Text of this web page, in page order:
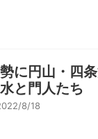
に円山・四
と門人たち
8/18